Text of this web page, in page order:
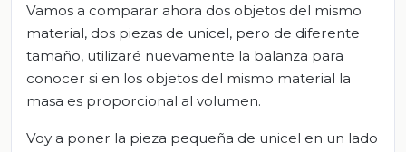
Vamos a comparar ahora dos objetos del mismo
material, dos piezas de unicel, pero de diferente
tamaño, utilizaré nuevamente la balanza para
conocer si en los objetos del mismo material la
masa es proporcional al volumen.
Voy a poner la pieza pequeña de unicel en un lado